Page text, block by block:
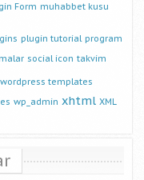
Form muhabbet kusu
plugin tutorial program
social icon takvim
wordpress templates
wp_admin xhtml XML